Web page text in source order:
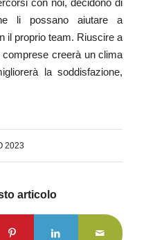
con noi, decidono di
li possano aiutare a
il proprio team. Riuscire a
creerà un clima
la soddisfazione,
2023
articolo